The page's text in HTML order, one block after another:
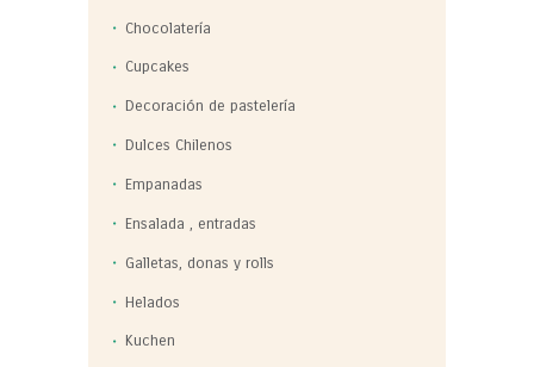
Chocolatería
Cupcakes
Decoración de pastelería
Dulces Chilenos
Empanadas
Ensalada , entradas
Galletas, donas y rolls
Helados
Kuchen